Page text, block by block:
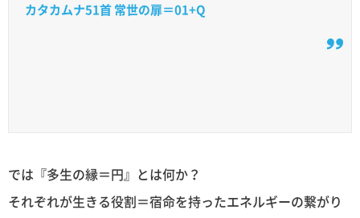
カタカムナ51首 常世の扉＝01+Q
では『多生の縁＝円』とは何か？
それぞれが生きる役割＝宿命を持ったエネルギーの繋がり